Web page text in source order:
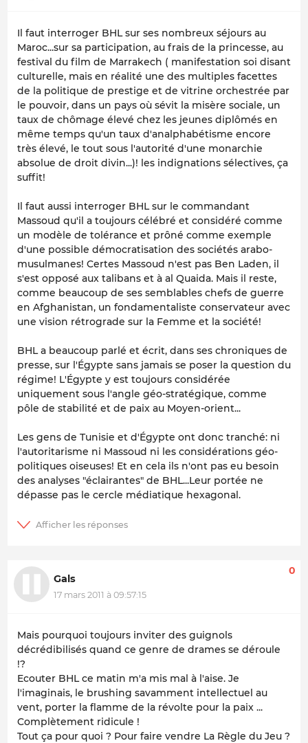
Il faut interroger BHL sur ses nombreux séjours au
Maroc...sur sa participation, au frais de la princesse, au
festival du film de Marrakech ( manifestation soi disant
culturelle, mais en réalité une des multiples facettes
de la politique de prestige et de vitrine orchestrée par
le pouvoir, dans un pays où sévit la misère sociale, un
taux de chômage élevé chez les jeunes diplômés en
même temps qu'un taux d'analphabétisme encore
très élevé, le tout sous l'autorité d'une monarchie
absolue de droit divin...)! les indignations sélectives, ça
suffit!
Il faut aussi interroger BHL sur le commandant
Massoud qu'il a toujours célébré et considéré comme
un modèle de tolérance et prôné comme exemple
d'une possible démocratisation des sociétés arabo-
musulmanes! Certes Massoud n'est pas Ben Laden, il
s'est opposé aux talibans et à al Quaida. Mais il reste,
comme beaucoup de ses semblables chefs de guerre
en Afghanistan, un fondamentaliste conservateur avec
une vision rétrograde sur la Femme et la société!
BHL a beaucoup parlé et écrit, dans ses chroniques de
presse, sur l'Égypte sans jamais se poser la question du
régime! L'Égypte y est toujours considérée
uniquement sous l'angle géo-stratégique, comme
pôle de stabilité et de paix au Moyen-orient...
Les gens de Tunisie et d'Égypte ont donc tranché: ni
l'autoritarisme ni Massoud ni les considérations géo-
politiques oiseuses! Et en cela ils n'ont pas eu besoin
des analyses "éclairantes" de BHL...Leur portée ne
dépasse pas le cercle médiatique hexagonal.
Gals
17 mars 2011 à 09:57:15
0
Mais pourquoi toujours inviter des guignols
décrédibilisés quand ce genre de drames se déroule
!?
Ecouter BHL ce matin m'a mis mal à l'aise. Je
l'imaginais, le brushing savamment intellectuel au
vent, porter la flamme de la révolte pour la paix ...
Complètement ridicule !
Tout ça pour quoi ? Pour faire vendre La Règle du Jeu ?